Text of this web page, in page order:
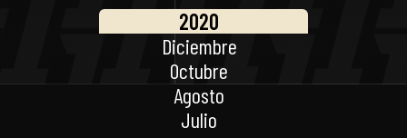
2020
Diciembre
Octubre
Agosto
Julio